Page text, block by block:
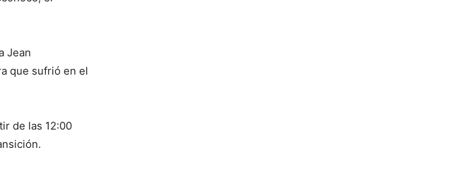
Jean
que sufrió en el
de las 12:00